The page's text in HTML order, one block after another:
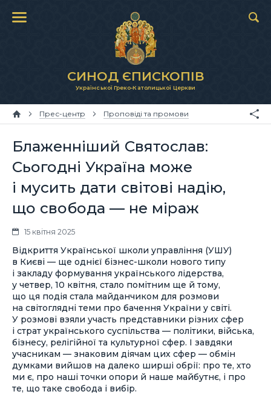
СИНОД ЄПИСКОПІВ
Української Греко-Католицької Церкви
Прес-центр Проповіді та промови
Блаженніший Святослав:
Сьогодні Україна може
і мусить дати світові надію,
що свобода — не міраж
15 квітня 2025
Відкриття Української школи управління (УШУ)
в Києві — ще однієї бізнес-школи нового типу
і закладу формування українського лідерства,
у четвер, 10 квітня, стало помітним ще й тому,
що ця подія стала майданчиком для розмови
на світоглядні теми про бачення України у світі.
У розмові взяли участь представники різних сфер
і страт українського суспільства — політики, війська,
бізнесу, релігійної та культурної сфер. І завдяки
учасникам — знаковим діячам цих сфер — обмін
думками вийшов на далеко ширші обрії: про те, хто
ми є, про наші точки опори й наше майбутнє, і про
те, що таке свобода і вибір.